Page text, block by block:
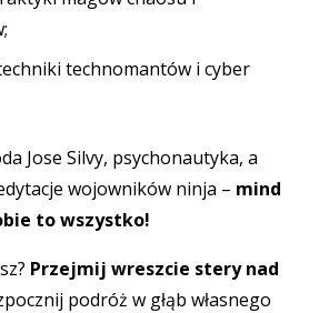
technomantów i cyber
Jose Silvy, psychonautyka, a
wojowników ninja – mind
to wszystko!
Przejmij wreszcie stery nad
podróż w głąb własnego